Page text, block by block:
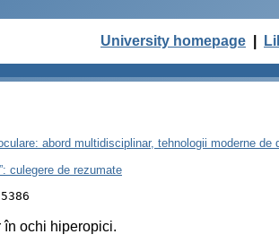
University homepage
abord multidisciplinar, tehnologii moderne de
culegere de rezumate
în ochi hiperopici.